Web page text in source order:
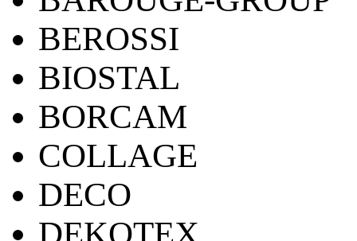
BEROSSI
BIOSTAL
BORCAM
COLLAGE
DECO
DEKOTEX